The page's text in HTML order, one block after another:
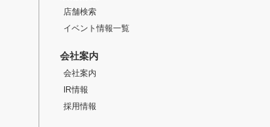
店舗検索
イベント情報一覧
会社案内
会社案内
IR情報
採用情報